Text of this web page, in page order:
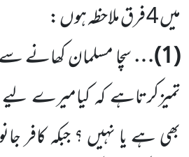
میں 4 فرق ملاحظہ ہوں :
(1)
…سچا مسلمان کھانے
تمیزکرتاہے کہ کیامیرے لیے
بھی ہے یا نہیں ؟ جبکہ کافر